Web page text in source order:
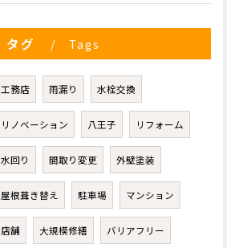
タグ Tags
工務店 雨漏り 水栓交換
リノベーション 八王子 リフォーム
水回り 間取り変更 外壁塗装
屋根葺き替え 駐車場 マンション
店舗 大規模修繕 バリアフリー